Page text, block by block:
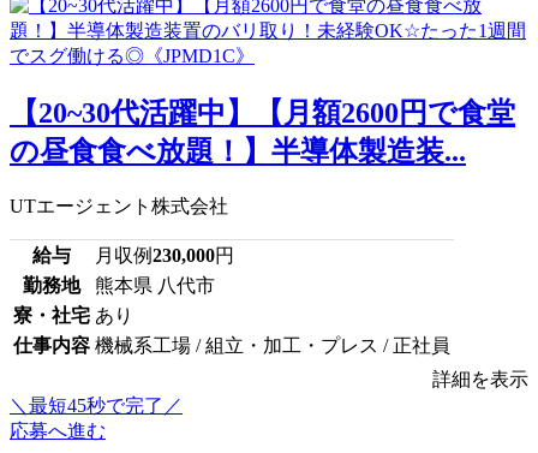
【20~30代活躍中】【月額2600円で食堂
の昼食食べ放題！】半導体製造装...
UTエージェント株式会社
給与 月収例230,000円
勤務地
熊本県 八代市
寮・社宅 あり
仕事内容 機械系工場 / 組立・加工・プレス / 正社員
詳細を表示
＼最短45秒で完了／
応募へ進む